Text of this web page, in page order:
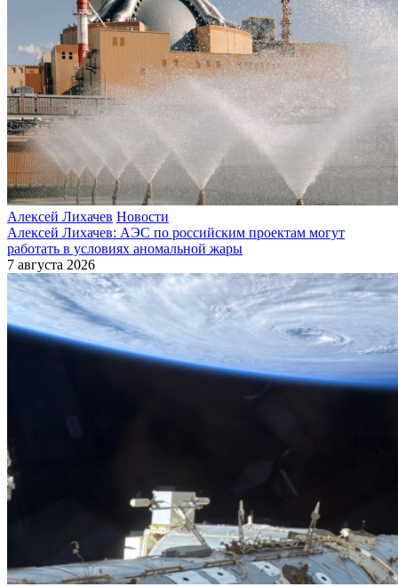
Алексей Лихачев Новости
Алексей Лихачев: АЭС по российским проектам могут
работать в условиях аномальной жары
7 августа 2026